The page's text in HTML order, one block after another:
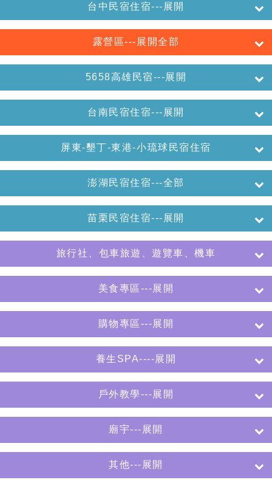
台中民宿住宿---展開
露營區---展開全部
5658高雄民宿---展開
台南民宿住宿---展開
屏東-墾丁-東港-小琉球民宿住宿
澎湖民宿住宿---全部
苗栗民宿住宿---展開
旅行社、包車旅遊、遊覽車、機車
美食專區---展開
購物專區---展開
養生SPA----展開
戶外教學---展開
廟宇---展開
其他---展開